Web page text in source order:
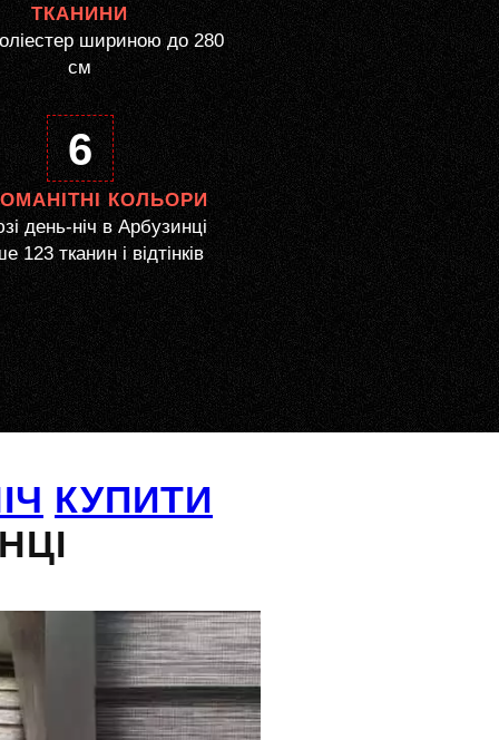
ТКАНИНИ
шириною до 280
см
6
КОЛЬОРИ
день-ніч в Арбузинці
123 тканин і відтінків
КУПИТИ